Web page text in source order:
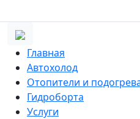
Главная
Автохолод
Отопители и
Гидроборта
Услуги